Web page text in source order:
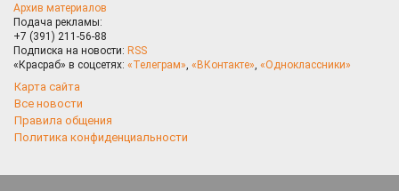
Архив материалов
Подача рекламы:
+7 (391) 211-56-88
Подписка на новости: RSS
«Красраб» в соцсетях: «Телеграм», «ВКонтакте», «Одноклассники»
Карта сайта
Все новости
Правила общения
Политика конфиденциальности